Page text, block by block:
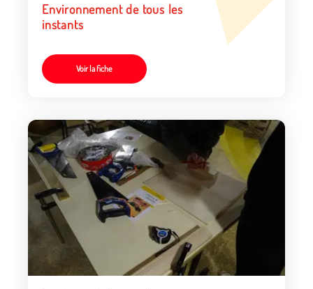
Environnement de tous les
instants
Voir la fiche